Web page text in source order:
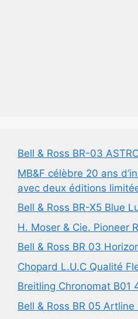
Bell & Ross BR-03
MB&F célèbre 20 ans
avec deux éditions
Bell & Ross BR-X5 Blue
H. Moser & Cie. Pioneer
Bell & Ross BR 03
Chopard L.U.C Qualité
Breitling Chronomat B01
Bell & Ross BR 05 Artline